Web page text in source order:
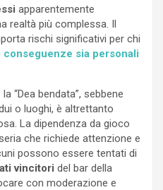
apparentemente
realtà più complessa. Il
rischi significativi per chi
conseguenze sia personali
la “Dea bendata”, sebbene
o luoghi, è altrettanto
La dipendenza da gioco
che richiede attenzione e
possono essere tentati di
vincitori del bar della
con moderazione e